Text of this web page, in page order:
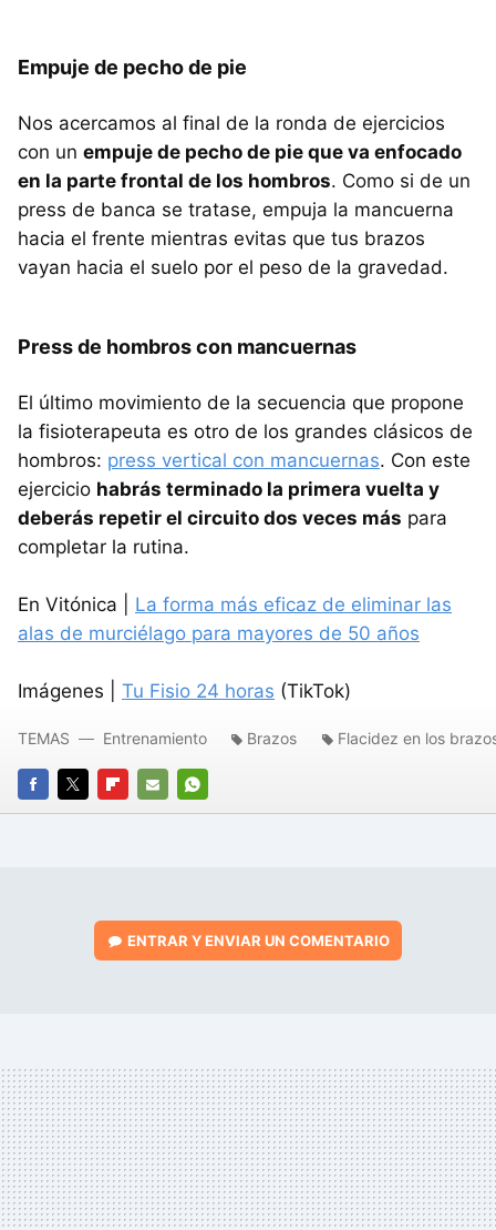
Empuje de pecho de pie
Nos acercamos al final de la ronda de ejercicios
con un empuje de pecho de pie que va enfocado
en la parte frontal de los hombros. Como si de un
press de banca se tratase, empuja la mancuerna
hacia el frente mientras evitas que tus brazos
vayan hacia el suelo por el peso de la gravedad.
Press de hombros con mancuernas
El último movimiento de la secuencia que propone
la fisioterapeuta es otro de los grandes clásicos de
hombros: press vertical con mancuernas. Con este
ejercicio habrás terminado la primera vuelta y
deberás repetir el circuito dos veces más para
completar la rutina.
En Vitónica | La forma más eficaz de eliminar las
alas de murciélago para mayores de 50 años
Imágenes | Tu Fisio 24 horas (TikTok)
FACEBOOK
TWITTERFLIPBOARD
E-
WHATSAPP
TEMAS Entrenamiento Brazos Flacidez en los
ENTRAR Y ENVIAR UN COMENTARIO